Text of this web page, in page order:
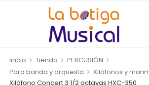
Inicio > Tienda > PERCUSIÓN >
Para banda y orquesta > Xilófonos y
Xilófono Concert 3 1/2 octavas HXC-350